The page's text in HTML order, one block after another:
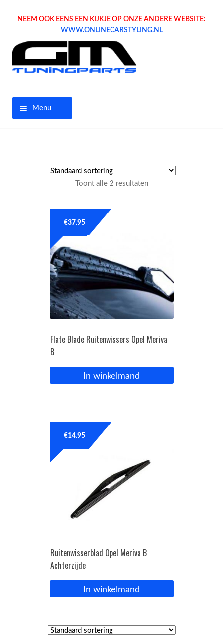
NEEM OOK EENS EEN KIJKJE OP ONZE ANDERE WEBSITE:
WWW.ONLINECARSTYLING.NL
Menu
Tuning parts
OPC Line
Bedrijfswagen parts
Inloggen / Registreren
Toont alle 2 resultaten
Flate Blade Ruitenwissers Opel Meriva
B
€37.95
In winkelmand
Ruitenwisserblad Opel Meriva B
Achterzijde
€14.95
In winkelmand